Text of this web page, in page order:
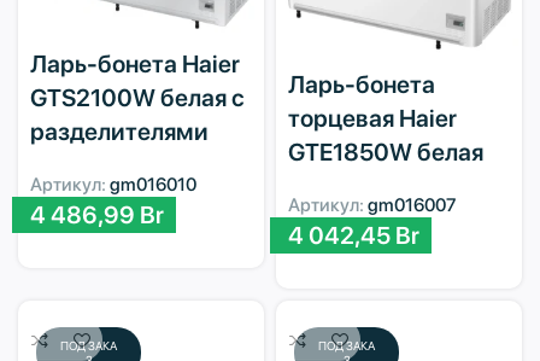
Ларь-бонета Haier
GTS2100W белая с
разделителями
Артикул: gm016010
4 486,99 Br
Ларь-бонета
торцевая Haier
GTE1850W белая
Артикул: gm016007
4 042,45 Br
ПОД ЗАКА
ПОД ЗАКА